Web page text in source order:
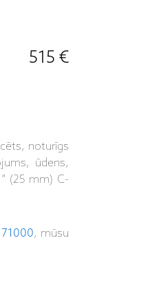
515 €
noturīgs
ūdens,
(25 mm) C-
, mūsu